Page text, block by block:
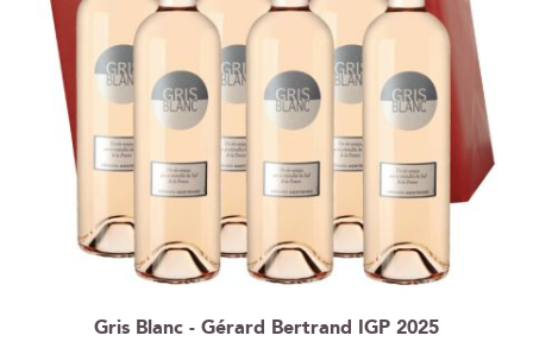
Gris Blanc - Gérard Bertrand IGP 2025